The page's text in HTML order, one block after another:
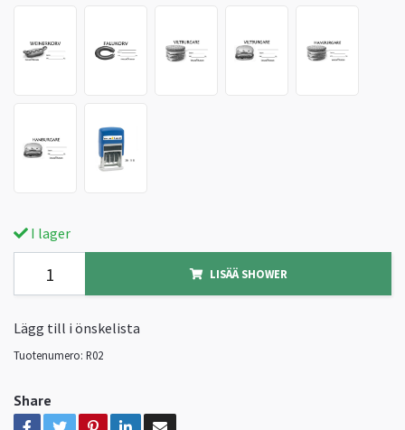
I lager
LISÄÄ SHOWER
Lägg till i önskelista
Tuotenumero: R02
Share